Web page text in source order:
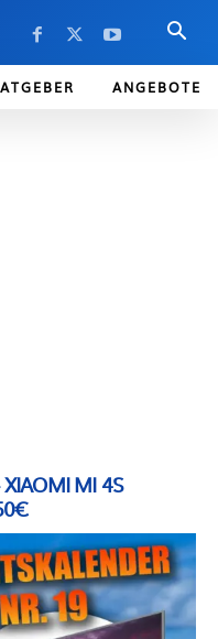
ANGEBOTE
MI 4S